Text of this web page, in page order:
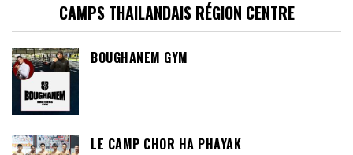
CAMPS THAILANDAIS RÉGION CENTRE
BOUGHANEM GYM
LE CAMP CHOR HA PHAYAK